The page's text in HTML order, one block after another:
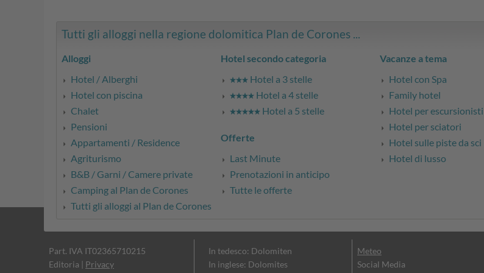
Tutti gli alloggi nella regione dolomitica Plan de Corones ...
Alloggi
Hotel / Alberghi
Hotel con piscina
Chalet
Pensioni
Appartamenti / Residence
Agriturismo
B&B / Garni / Camere private
Camping al Plan de Corones
Tutti gli alloggi al Plan de Corones
Hotel secondo categoria
Hotel a 3 stelle
Hotel a 4 stelle
Hotel a 5 stelle
Offerte
Last Minute
Prenotazioni in anticipo
Tutte le offerte
Vacanze a tema
Hotel con Spa
Family hotel
Hotel per escursionisti
Hotel per sciatori
Hotel sulle piste da sci
Hotel di lusso
Part. IVA IT02365710215
Editoria | Privacy
In tedesco: Dolomiten
In inglese: Dolomites
Meteo
Social Media